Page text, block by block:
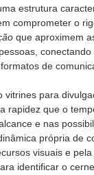
estrutura
comprometer o
que aproximem
de
para
rapidez que o
e nas
própria de
visuais e
identificar o